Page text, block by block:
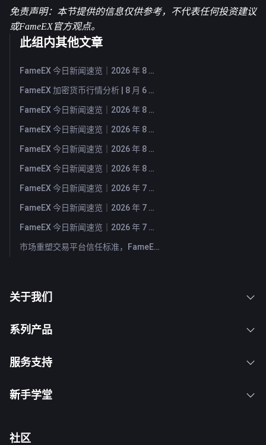
免责声明：本节提供的信息仅供参考，不代表任何投资建议
或FameEX官方观点。
此组内其他文章
FameEX 今日新闻速览｜2026 年 8 月 7 日
FameEX 加密货币行情分析 | 8 月 6 日, 2026
FameEX 今日新闻速览｜2026 年 8 月 6 日
FameEX 今日新闻速览｜2026 年 8 月 5 日
FameEX 今日新闻速览｜2026 年 8 月 4 日
FameEX 今日新闻速览｜2026 年 8 月 3 日
FameEX 今日新闻速览｜2026 年 7 月 31 日
FameEX 今日新闻速览｜2026 年 7 月 30 日
FameEX 今日新闻速览｜2026 年 7 月 29 日
市场重塑交易平台信任标准，FameEX 以八年稳健运营持续服务全球用户
关于我们
系列产品
服务支持
新手学堂
社区